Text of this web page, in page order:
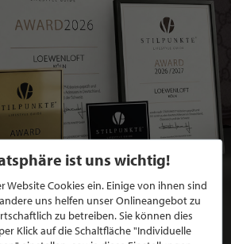
SIE SICH FÜR EINE GRATIS
BEI STILPUNKTE®
ist uns wichtig!
Website Cookies ein. Einige von ihnen sind
uns helfen unser Onlineangebot zu
zu betreiben. Sie können dies
Klick auf die Schaltfläche "Individuelle